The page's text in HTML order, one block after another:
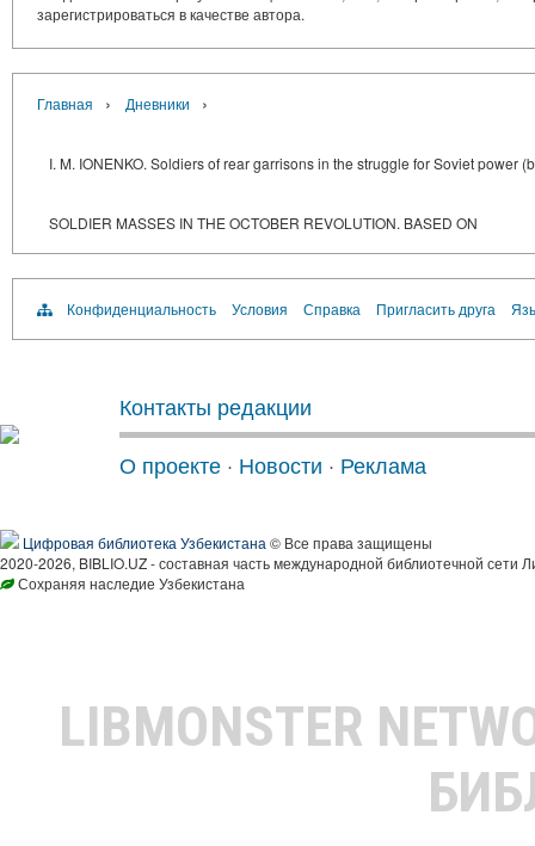
зарегистрироваться в качестве автора.
Главная › Дневники ›
I. M. IONENKO. Soldiers of rear garrisons in the struggle for Soviet power
SOLDIER MASSES IN THE OCTOBER REVOLUTION. BASED ON
Конфиденциальность Условия Справка Пригласить друга
Контакты редакции
О проекте · Новости · Реклама
Цифровая библиотека Узбекистана © Все права защищены
2020-2026, BIBLIO.UZ - составная часть международной библиотечной сети
Сохраняя наследие Узбекистана
LIBMONSTER